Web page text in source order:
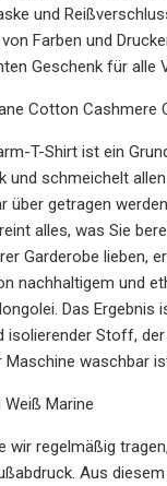
und
Farben und
Geschenk für alle
Cotton Cashmere
T-Shirt ist ein
und schmeichelt
über getragen
alles, was Sie
Garderobe lieben,
nachhaltigem und
Das Ergebnis
isolierender Stoff,
Maschine waschbar
Marine
wir regelmäßig
Aus